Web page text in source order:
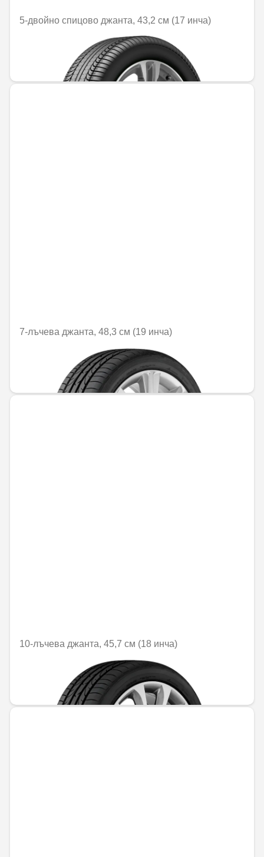
5-двойно спицово джанта, 43,2 см (17 инча)
Не е налично онлайн
562,69 € / 1100,53 лв.
7-лъчева джанта, 48,3 см (19 инча)
Не е налично онлайн
726,05 € / 1420,03 лв.
10-лъчева джанта, 45,7 см (18 инча)
Не е налично онлайн
701,84 € / 1372,69 лв.